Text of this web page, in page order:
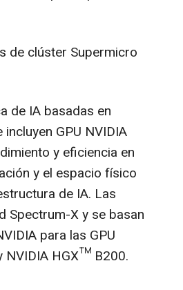
de clúster Supermicro
de IA basadas en
GPU NVIDIA
y eficiencia en
y el espacio físico
de IA. Las
Spectrum-X y se basan
para las GPU
NVIDIA HGX™ B200.